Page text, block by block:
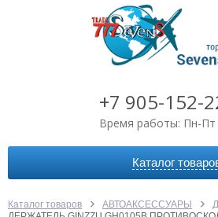
+7 905-152-
Время работы: Пн-Пт
Каталог
Каталог товаров АВТОАКСЕССУАРЫ